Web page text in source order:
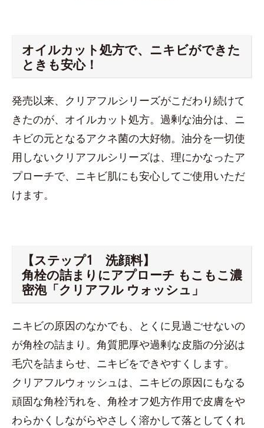
オイルカット処方で、ニキビができた
ときも安心！
発売以来、クリアフルシリーズがこだわり続けて
きたのが、オイルカット処方。過剰な油分は、ニ
キビの元となるアクネ菌の大好物。油分を一切使
用しないクリアフルシリーズは、理にかなったア
プローチで、ニキビ肌にも安心してご使用いただ
けます。
【ステップ1 洗顔料】
角栓の詰まりにアプローチ もこもこ濃
密泡「クリアフル ウォッシュ」
ニキビの原因のなかでも、とくに見過ごせないの
が角栓の詰まり。角質肥厚や過剰な皮脂の分泌は
毛穴を詰まらせ、ニキビをできやすくします。
クリアフルウォッシュは、ニキビの原因にもなる
頑固な角栓汚れを、角栓オフ処方作用で皮膚をや
わらかくしながらやさしく溶かして落としてくれ